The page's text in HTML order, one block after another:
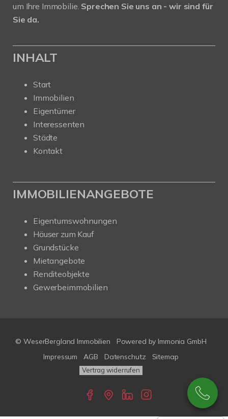
um Ihre Immobilie. Sprechen Sie uns an - wir sind für
Sie da.
INHALT
Start
Immobilien
Eigentümer
Interessenten
Städte
Kontakt
IMMOBILIENANGEBOTE
Eigentumswohnungen
Häuser zum Kauf
Grundstücke
Mietangebote
Renditeobjekte
Gewerbeimmobilien
© WeserBergland Immobilien Powered by Immonia GmbH
Impressum
AGB Datenschutz Sitemap
Vertrag widerrufen